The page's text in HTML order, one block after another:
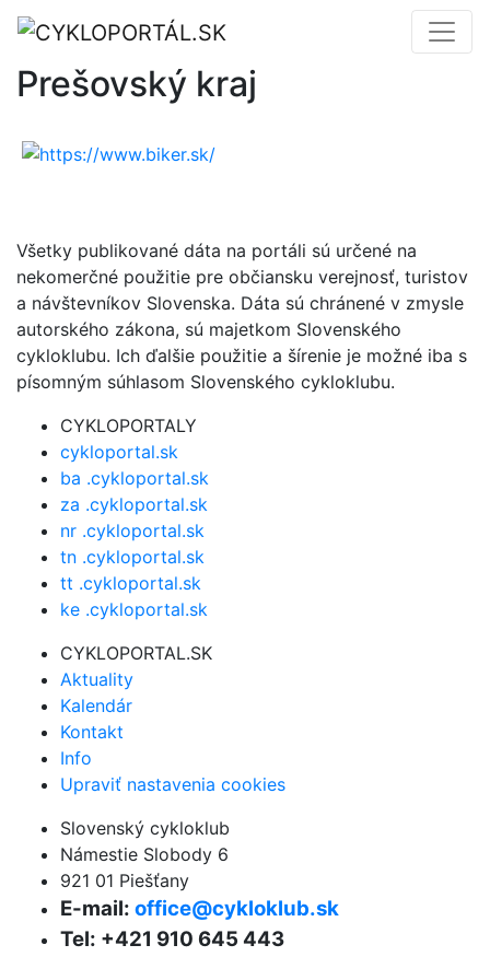
Prešovský kraj
Všetky publikované dáta na portáli sú určené na
nekomerčné použitie pre občiansku verejnosť, turistov
a návštevníkov Slovenska. Dáta sú chránené v zmysle
autorského zákona, sú majetkom Slovenského
cykloklubu. Ich ďalšie použitie a šírenie je možné iba s
písomným súhlasom Slovenského cykloklubu.
CYKLOPORTALY
cykloportal.sk
ba .cykloportal.sk
za .cykloportal.sk
nr .cykloportal.sk
tn .cykloportal.sk
tt .cykloportal.sk
ke .cykloportal.sk
CYKLOPORTAL.SK
Aktuality
Kalendár
Kontakt
Info
Upraviť nastavenia cookies
Slovenský cykloklub
Námestie Slobody 6
921 01 Piešťany
E-mail: office@cykloklub.sk
Tel: +421 910 645 443